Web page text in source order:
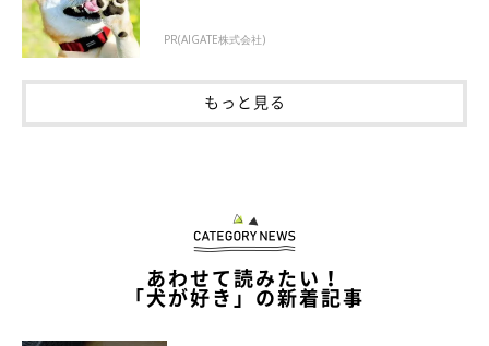
優しい一面を見せるてんくんが愛おしい
PR(AIGATE株式会社)
もっと見る
あわせて読みたい！
「犬が好き」の新着記事